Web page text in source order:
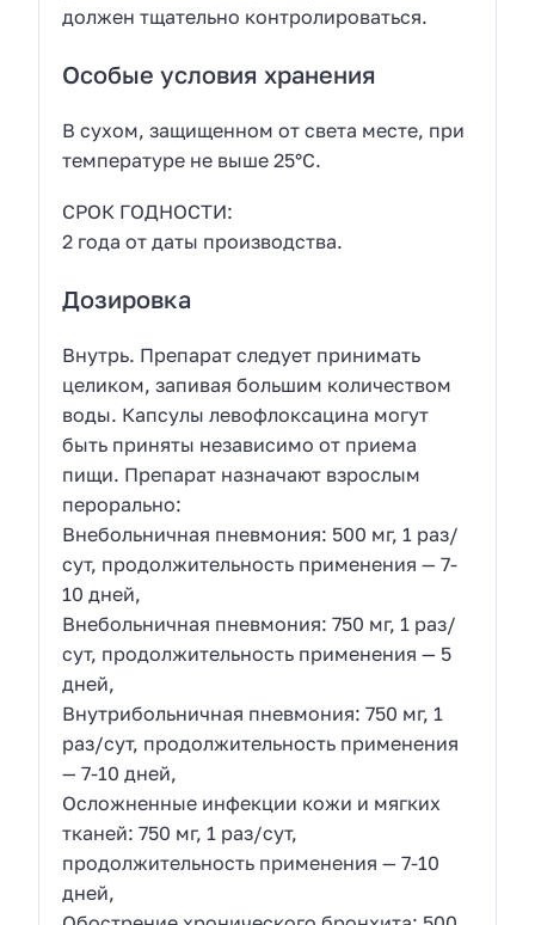
должен тщательно контролироваться.
Особые условия хранения
В сухом, защищенном от света месте, при
температуре не выше 25°С.
СРОК ГОДНОСТИ:
2 года от даты производства.
Дозировка
Внутрь. Препарат следует принимать
целиком, запивая большим количеством
воды. Капсулы левофлоксацина могут
быть приняты независимо от приема
пищи. Препарат назначают взрослым
перорально:
Внебольничная пневмония: 500 мг, 1 раз/
сут, продолжительность применения — 7-
10 дней,
Внебольничная пневмония: 750 мг, 1 раз/
сут, продолжительность применения — 5
дней,
Внутрибольничная пневмония: 750 мг, 1
раз/сут, продолжительность применения
— 7-10 дней,
Осложненные инфекции кожи и мягких
тканей: 750 мг, 1 раз/сут,
продолжительность применения — 7-10
дней,